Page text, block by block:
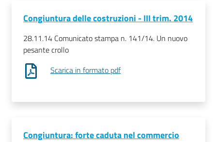
Congiuntura delle costruzioni - III trim. 2014
28.11.14 Comunicato stampa n. 141/14. Un nuovo
pesante crollo
Scarica in formato pdf
Congiuntura: forte caduta nel commercio